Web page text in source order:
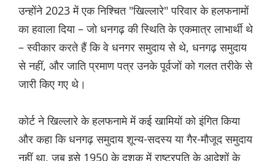
उन्होंने 2023 में एक निश्चित "खिल्लारे" परिवार के हलफनामों
का हवाला दिया – जो धनगढ़ की स्थिति के एकमात्र लाभार्थी थे
– स्वीकार करते हैं कि वे धनगर समुदाय से थे, धनगढ़ समुदाय
से नहीं, और जाति प्रमाण पत्र उनके पूर्वजों को गलत तरीके से
जारी किए गए थे।
कोर्ट ने खिल्लारे के हलफनामे में कई खामियों को इंगित किया
और कहा कि धनगढ़ समुदाय शून्य-सदस्य या गैर-मौजूद समुदाय
नहीं था, जब इसे 1950 के दशक में राष्ट्रपति के आदेशों के